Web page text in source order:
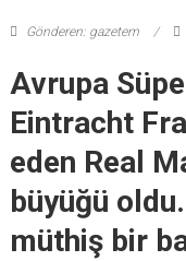
Gönderen: gazetem
Avrupa
Eintracht
eden Real
büyüğü
müthiş bir